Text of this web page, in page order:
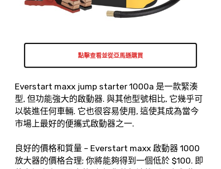
點擊查看並從亞馬遜購買
Everstart maxx jump starter 1000a 是一款緊湊
型, 但功能強大的啟動器. 與其他型號相比, 它幾乎可
以裝進任何車輛. 它也很容易使用, 這使其成為當今
市場上最好的便攜式啟動器之一.
良好的價格和質量 – Everstart maxx 啟動器 1000
放大器的價格合理; 你將能夠得到一個低於 $100. 即